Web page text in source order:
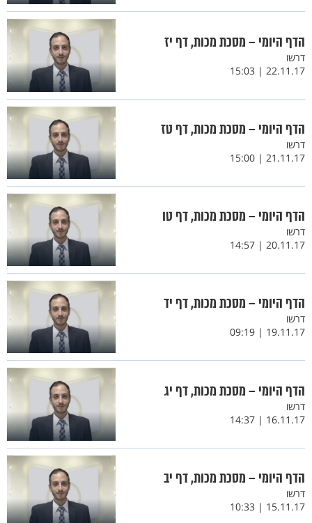
הדף היומי – מסכת מכות, דף יז
דרשו
22.11.17 | 15:03
הדף היומי – מסכת מכות, דף טז
דרשו
21.11.17 | 15:00
הדף היומי – מסכת מכות, דף טו
דרשו
20.11.17 | 14:57
הדף היומי – מסכת מכות, דף יד
דרשו
19.11.17 | 09:19
הדף היומי – מסכת מכות, דף יג
דרשו
16.11.17 | 14:37
הדף היומי – מסכת מכות, דף יב
דרשו
15.11.17 | 10:33